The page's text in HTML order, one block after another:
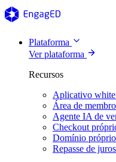
Plataforma
Ver plataforma
Recursos
Aplicativo
Área de
Agente IA de
Checkout
Domínio próprio
Repasse de juros